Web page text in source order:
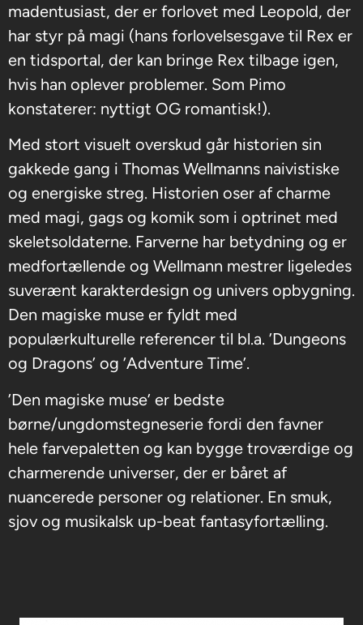
madentusiast, der er forlovet med Leopold, der
har styr på magi (hans forlovelsesgave til Rex er
en tidsportal, der kan bringe Rex tilbage igen,
hvis han oplever problemer. Som Pimo
konstaterer: nyttigt OG romantisk!).
Med stort visuelt overskud går historien sin
gakkede gang i Thomas Wellmanns naivistiske
og energiske streg. Historien oser af charme
med magi, gags og komik som i optrinet med
skeletsoldaterne. Farverne har betydning og er
medfortællende og Wellmann mestrer ligeledes
suverænt karakterdesign og univers opbygning.
Den magiske muse er fyldt med
populærkulturelle referencer til bl.a. ’Dungeons
og Dragons’ og ’Adventure Time’.
’Den magiske muse’ er bedste
børne/ungdomstegneserie fordi den favner
hele farvepaletten og kan bygge troværdige og
charmerende universer, der er båret af
nuancerede personer og relationer. En smuk,
sjov og musikalsk up-beat fantasyfortælling.